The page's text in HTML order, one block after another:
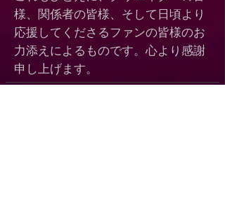
様、関係者の皆様、そして日頃より
応援してくださるファンの皆様のお
力添えによるものです。心より感謝
申し上げます。